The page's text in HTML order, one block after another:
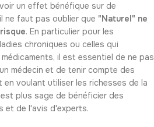
un effet bénéfique sur de
ne faut pas oublier que "Naturel" ne
. En particulier pour les
chroniques ou celles qui
il est essentiel de ne pas
médecin et de tenir compte des
voulant utiliser les richesses de la
plus sage de bénéficier des
et de l'avis d'experts.